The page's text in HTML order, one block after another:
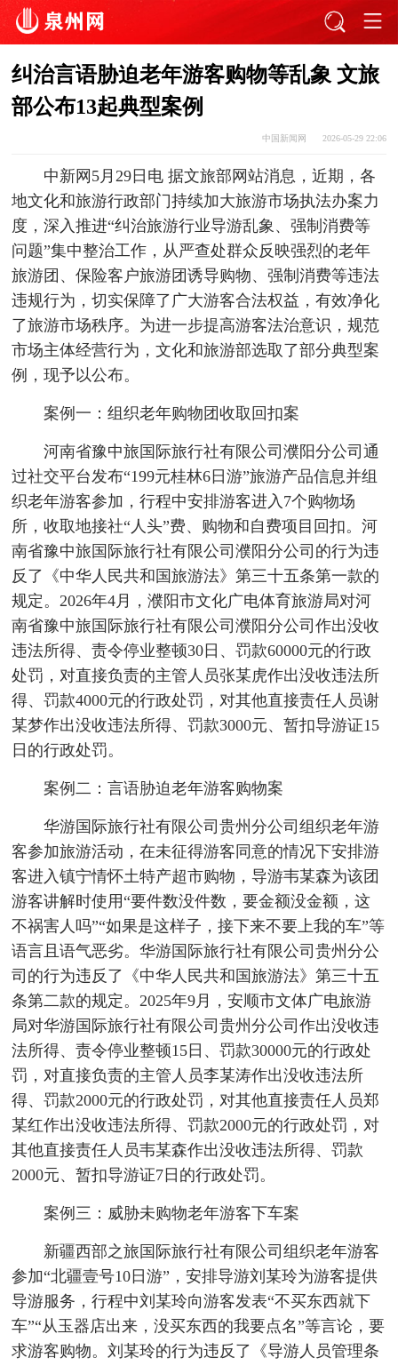
纠治言语胁迫老年游客购物等乱象 文旅
部公布13起典型案例
中国新闻网 2026-05-29 22:06
中新网5月29日电 据文旅部网站消息，近期，各
地文化和旅游行政部门持续加大旅游市场执法办案力
度，深入推进“纠治旅游行业导游乱象、强制消费等
问题”集中整治工作，从严查处群众反映强烈的老年
旅游团、保险客户旅游团诱导购物、强制消费等违法
违规行为，切实保障了广大游客合法权益，有效净化
了旅游市场秩序。为进一步提高游客法治意识，规范
市场主体经营行为，文化和旅游部选取了部分典型案
例，现予以公布。
案例一：组织老年购物团收取回扣案
河南省豫中旅国际旅行社有限公司濮阳分公司通
过社交平台发布“199元桂林6日游”旅游产品信息并组
织老年游客参加，行程中安排游客进入7个购物场
所，收取地接社“人头”费、购物和自费项目回扣。河
南省豫中旅国际旅行社有限公司濮阳分公司的行为违
反了《中华人民共和国旅游法》第三十五条第一款的
规定。2026年4月，濮阳市文化广电体育旅游局对河
南省豫中旅国际旅行社有限公司濮阳分公司作出没收
违法所得、责令停业整顿30日、罚款60000元的行政
处罚，对直接负责的主管人员张某虎作出没收违法所
得、罚款4000元的行政处罚，对其他直接责任人员谢
某梦作出没收违法所得、罚款3000元、暂扣导游证15
日的行政处罚。
案例二：言语胁迫老年游客购物案
华游国际旅行社有限公司贵州分公司组织老年游
客参加旅游活动，在未征得游客同意的情况下安排游
客进入镇宁情怀土特产超市购物，导游韦某森为该团
游客讲解时使用“要件数没件数，要金额没金额，这
不祸害人吗”“如果是这样子，接下来不要上我的车”等
语言且语气恶劣。华游国际旅行社有限公司贵州分公
司的行为违反了《中华人民共和国旅游法》第三十五
条第二款的规定。2025年9月，安顺市文体广电旅游
局对华游国际旅行社有限公司贵州分公司作出没收违
法所得、责令停业整顿15日、罚款30000元的行政处
罚，对直接负责的主管人员李某涛作出没收违法所
得、罚款2000元的行政处罚，对其他直接责任人员郑
某红作出没收违法所得、罚款2000元的行政处罚，对
其他直接责任人员韦某森作出没收违法所得、罚款
2000元、暂扣导游证7日的行政处罚。
案例三：威胁未购物老年游客下车案
新疆西部之旅国际旅行社有限公司组织老年游客
参加“北疆壹号10日游”，安排导游刘某玲为游客提供
导游服务，行程中刘某玲向游客发表“不买东西就下
车”“从玉器店出来，没买东西的我要点名”等言论，要
求游客购物。刘某玲的行为违反了《导游人员管理条